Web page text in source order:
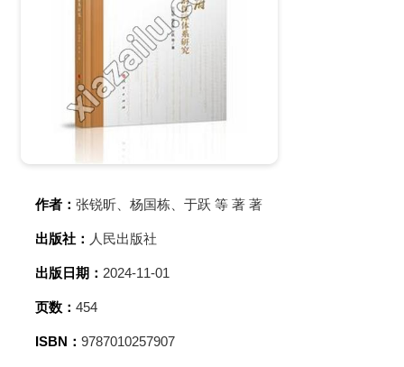
作者： 张锐昕、杨国栋、于跃 等 著 著
出版社： 人民出版社
出版日期： 2024-11-01
页数： 454
ISBN： 9787010257907